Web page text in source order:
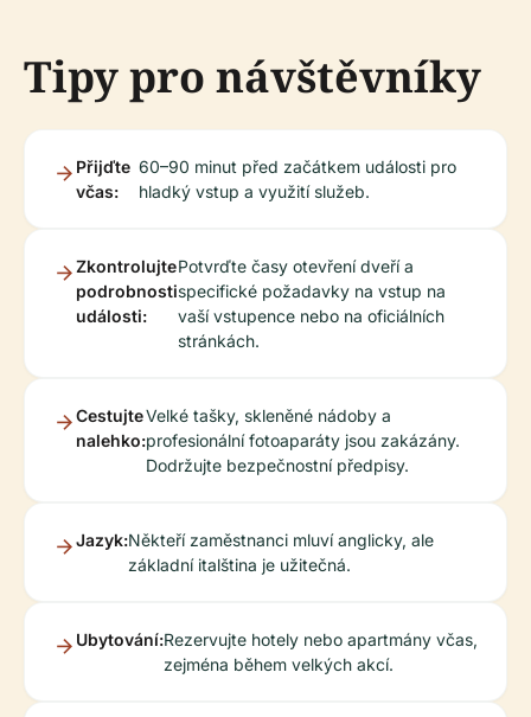
Tipy pro návštěvníky
Přijďte
včas:
60–90 minut před začátkem události pro
hladký vstup a využití služeb.
Zkontrolujte
podrobnosti
události:
Potvrďte časy otevření dveří a
specifické požadavky na vstup na
vaší vstupence nebo na oficiálních
stránkách.
Cestujte
nalehko:
Velké tašky, skleněné nádoby a
profesionální fotoaparáty jsou zakázány.
Dodržujte bezpečnostní předpisy.
Jazyk:Někteří zaměstnanci mluví anglicky, ale
základní italština je užitečná.
Ubytování:Rezervujte hotely nebo apartmány včas,
zejména během velkých akcí.